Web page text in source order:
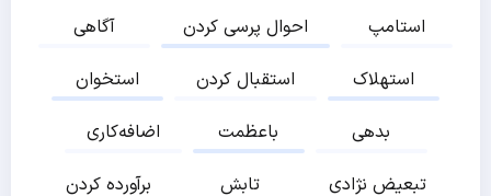
آگاهی
احوال پرسی کردن
استامپ
استخوان
استقبال کردن
استهلاک
اضافه‌کاری
باعظمت
بدهی
برآورده کردن
تابش
تبعیض نژادی